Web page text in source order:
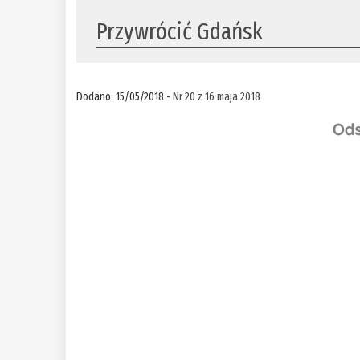
Przywrócić Gdańsk
Dodano: 15/05/2018 -Nr 20 z 16 maja 2018